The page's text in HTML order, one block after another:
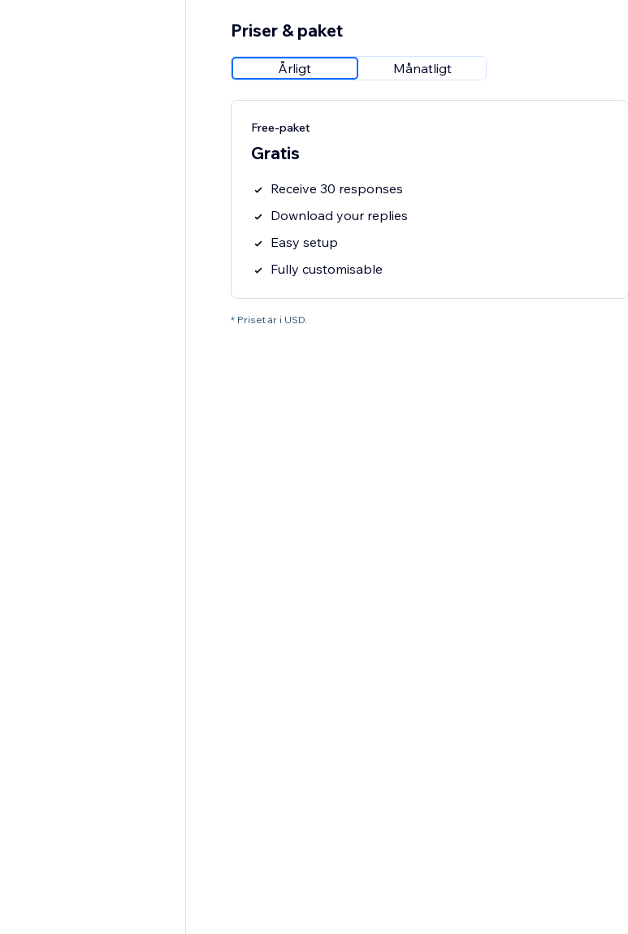
Priser & paket
Årligt Månatligt
Free-paket
Gratis
Receive 30 responses
Download your replies
Easy setup
Fully customisable
* Priset är i USD.